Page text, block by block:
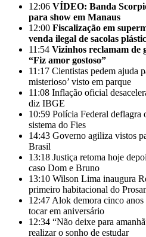
12:06 VÍDEO: Banda
para show em Manaus
12:00 Fiscalização em
venda ilegal de sacolas
11:54 Vizinhos reclamam de
“Fiz amor gostoso”
11:17 Cientistas pedem ajuda
misterioso’ visto em parque
11:08 Inflação oficial
diz IBGE
10:59 Polícia Federal deflagra
sistema do Fies
14:43 Governo agiliza vistos
Brasil
13:18 Justiça retoma hoje
caso Dom e Bruno
13:10 Wilson Lima inaugura
primeiro habitacional do
12:47 Alok demora cinco anos
tocar em aniversário
12:34 “Não deixe para
realizar o sonho de estudar